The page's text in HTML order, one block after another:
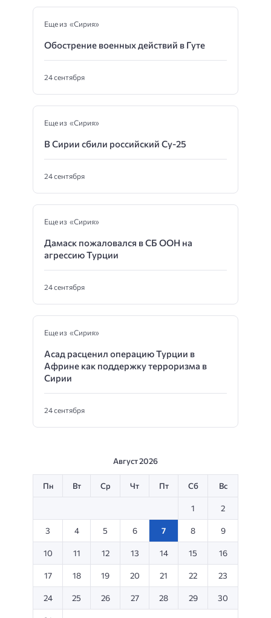
Еще из «Сирия»
Обострение военных действий в Гуте
24 сентября
Еще из «Сирия»
В Сирии сбили российский Су-25
24 сентября
Еще из «Сирия»
Дамаск пожаловался в СБ ООН на
агрессию Турции
24 сентября
Еще из «Сирия»
Асад расценил операцию Турции в
Африне как поддержку терроризма в
Сирии
24 сентября
Август 2026
Пн Вт Ср Чт Пт Сб Вс
1 2
3 4 5 6 7 8 9
10 11 12 13 14 15 16
17 18 19 20 21 22 23
24 25 26 27 28 29 30